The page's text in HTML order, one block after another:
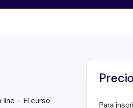
– El curso
Precio
Para